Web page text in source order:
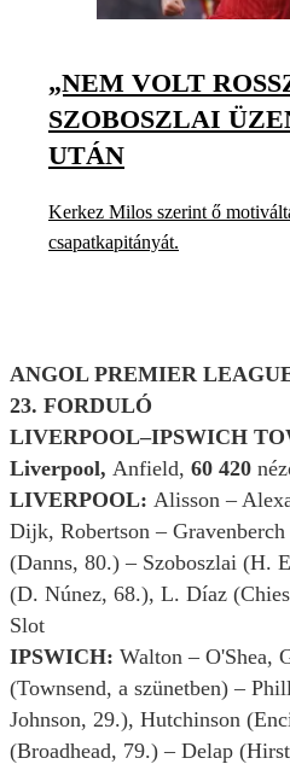
„NEM VOLT
SZOBOSZLAI
UTÁN
Kerkez Milos szerint ő
csapatkapitányát.
ANGOL PREMIER
23. FORDULÓ
LIVERPOOL–IPSWICH
Liverpool, Anfield, 60 420
LIVERPOOL: Alisson –
Dijk, Robertson –
(Danns, 80.) – Szoboszlai (H.
(D. Núnez, 68.), L. Díaz
Slot
IPSWICH: Walton – O'Shea,
(Townsend, a szünetben) –
Johnson, 29.), Hutchinson
(Broadhead, 79.) – Delap